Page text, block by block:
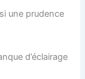
une prudence
d’éclairage